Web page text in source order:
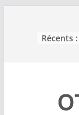
Récents :